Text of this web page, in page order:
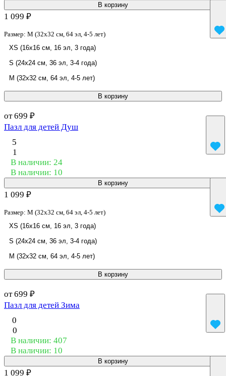
В корзину
В корзину
1 099 ₽
Размер: M (32x32 см, 64 эл, 4-5 лет)
XS (16x16 см, 16 эл, 3 года)
S (24x24 см, 36 эл, 3-4 года)
M (32x32 см, 64 эл, 4-5 лет)
от 699 ₽
Пазл для детей Душ
5
1
В наличии: 24
В корзину
В наличии: 10
В корзину
1 099 ₽
Размер: M (32x32 см, 64 эл, 4-5 лет)
XS (16x16 см, 16 эл, 3 года)
S (24x24 см, 36 эл, 3-4 года)
M (32x32 см, 64 эл, 4-5 лет)
от 699 ₽
Пазл для детей Зима
0
0
В наличии: 407
В наличии: 10
В корзину
1 099 ₽